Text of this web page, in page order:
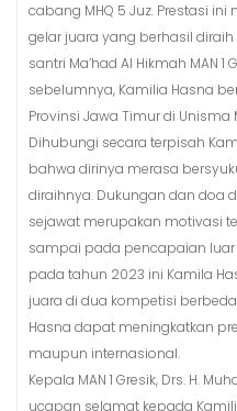
cabang MHQ 5 Juz. Prestasi
gelar juara yang berhasil
santri Ma’had Al Hikmah MAN
sebelumnya, Kamilia Hasna
Provinsi Jawa Timur di Unisma
Dihubungi secara terpisah
bahwa dirinya merasa
diraihnya. Dukungan dan doa
sejawat merupakan motivasi
sampai pada pencapaian luar
pada tahun 2023 ini Kamila
juara di dua kompetisi
Hasna dapat meningkatkan
maupun internasional.
Kepala MAN 1 Gresik, Drs. H.
ucapan selamat kepada